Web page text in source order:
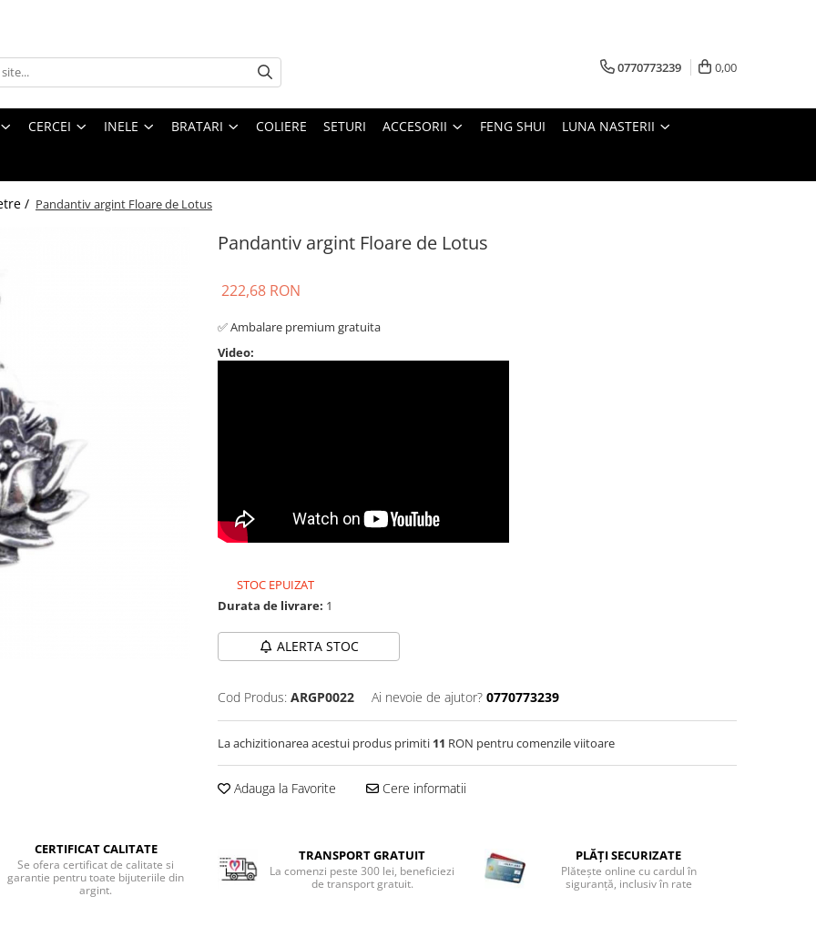
0770773239 0,00
CERCEI INELE BRATARI COLIERE SETURI ACCESORII FENG SHUI LUNA NASTERII
/ Pandantiv argint Floare de Lotus
Pandantiv argint Floare de Lotus
222,68 RON
✅ Ambalare premium gratuita
Video:
STOC EPUIZAT
Durata de livrare: 1
ALERTA STOC
Cod Produs: ARGP0022 Ai nevoie de ajutor? 0770773239
La achizitionarea acestui produs primiti 11 RON pentru comenzile viitoare
Adauga la Favorite Cere informatii
CERTIFICAT CALITATE
Se ofera certificat de calitate si
garantie pentru toate bijuteriile din
argint.
TRANSPORT GRATUIT
La comenzi peste 300 lei, beneficiezi
de transport gratuit.
PLĂȚI SECURIZATE
Plătește online cu cardul în
siguranță, inclusiv în rate